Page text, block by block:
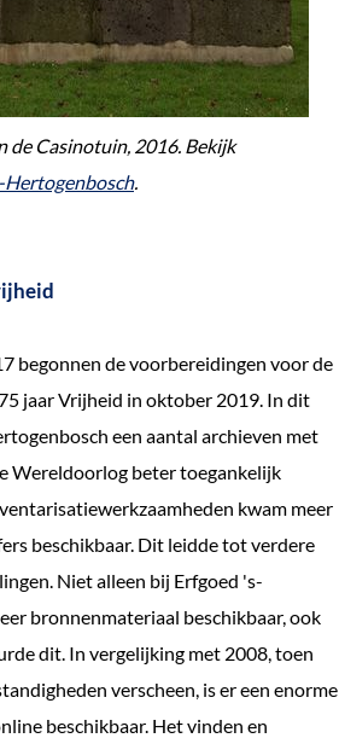
de Casinotuin, 2016. Bekijk
Hertogenbosch.
begonnen de voorbereidingen voor de
jaar Vrijheid in oktober 2019. In dit
een aantal archieven met
Wereldoorlog beter toegankelijk
kwam meer
beschikbaar. Dit leidde tot verdere
Niet alleen bij Erfgoed 's-
bronnenmateriaal beschikbaar, ook
dit. In vergelijking met 2008, toen
verscheen, is er een enorme
beschikbaar. Het vinden en